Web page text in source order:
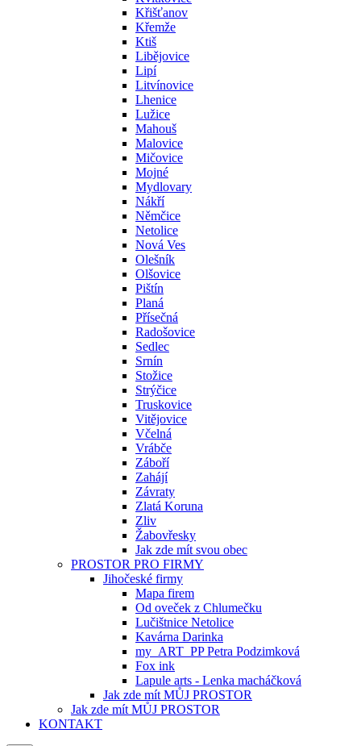
Křišťanov
Křemže
Ktiš
Libějovice
Lipí
Litvínovice
Lhenice
Lužice
Mahouš
Malovice
Mičovice
Mojné
Mydlovary
Nákří
Němčice
Netolice
Nová Ves
Olešník
Olšovice
Pištín
Planá
Přísečná
Radošovice
Sedlec
Srnín
Stožice
Strýčice
Truskovice
Vitějovice
Včelná
Vrábče
Záboří
Zahájí
Závraty
Zlatá Koruna
Zliv
Žabovřesky
Jak zde mít svou obec
PROSTOR PRO FIRMY
Jihočeské firmy
Mapa firem
Od oveček z Chlumečku
Lučištnice Netolice
Kavárna Darinka
my_ART_PP Petra Podzimková
Fox ink
Lapule arts - Lenka macháčková
Jak zde mít MŮJ PROSTOR
Jak zde mít MŮJ PROSTOR
KONTAKT